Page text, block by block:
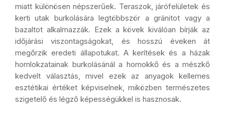
miatt különösen népszerűek. Teraszok, járófelületek és
kerti utak burkolására legtöbbször a gránitot vagy a
bazaltot alkalmazzák. Ezek a kövek kiválóan bírják az
időjárási viszontagságokat, és hosszú éveken át
megőrzik eredeti állapotukat. A kerítések és a házak
homlokzatainak burkolásánál a homokkő és a mészkő
kedvelt választás, mivel ezek az anyagok kellemes
esztétikai értéket képviselnek, miközben természetes
szigetelő és légző képességükkel is hasznosak.